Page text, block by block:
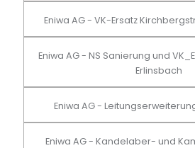
Eniwa AG - VK-Ersatz
Eniwa AG - NS Sanierung und
Erlinsbach
Eniwa AG -
Eniwa AG - Kandelaber- und